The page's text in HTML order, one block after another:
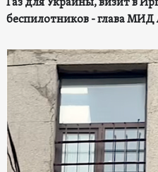
беспилотников - глава